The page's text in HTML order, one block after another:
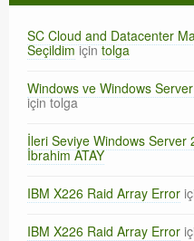
SC Cloud and Datacenter
Seçildimiçintolga
Windows ve Windows
içintolga
İleri Seviye Windows Server
İbrahim ATAY
IBM X226 Raid Array Error
IBM X226 Raid Array Error